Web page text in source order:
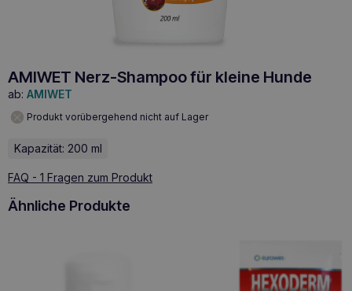
AMIWET Nerz-Shampoo für kleine Hunde
ab: AMIWET
Produkt vorübergehend nicht auf Lager
Kapazität: 200 ml
FAQ - 1 Fragen zum Produkt
Ähnliche Produkte